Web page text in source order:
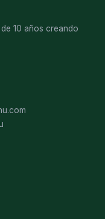
10 años creando